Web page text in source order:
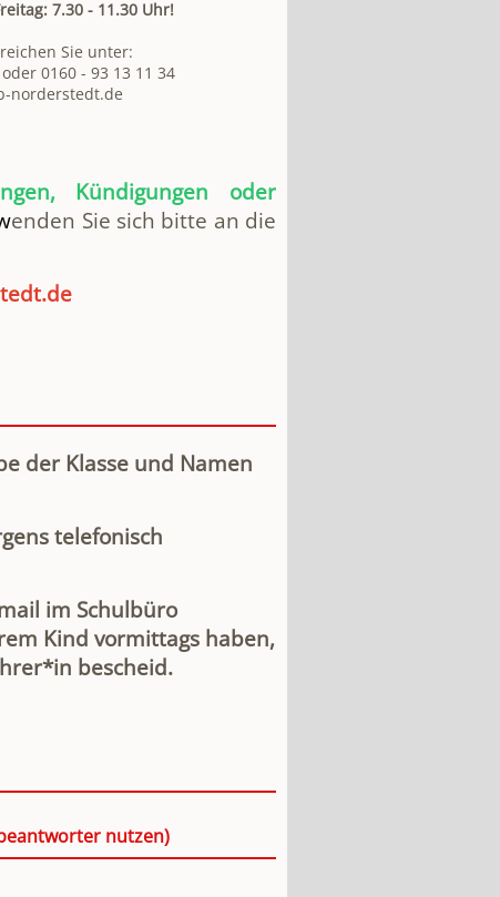
- 11.30 Uhr!
Sie unter:
0160 - 93 13 11 34
norderstedt.de
Kündigungen oder
enden Sie sich bitte an die
der Klasse und Namen
telefonisch
im Schulbüro
Kind vormittags haben,
bescheid.
nutzen)